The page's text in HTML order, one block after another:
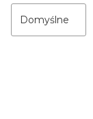
Domyślne